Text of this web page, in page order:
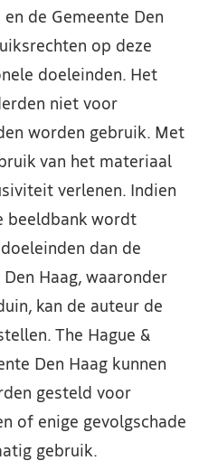
de Gemeente Den
op deze
doeleinden. Het
niet voor
worden gebruik. Met
van het materiaal
verlenen. Indien
beeldbank wordt
dan de
Haag, waaronder
kan de auteur de
The Hague &
Den Haag kunnen
gesteld voor
of enige gevolgschade
gebruik.